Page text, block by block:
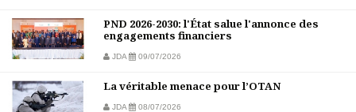
PND 2026-2030: l'État salue l'annonce des
engagements financiers
JDA 09/07/2026
La véritable menace pour l’OTAN
JDA 08/07/2026